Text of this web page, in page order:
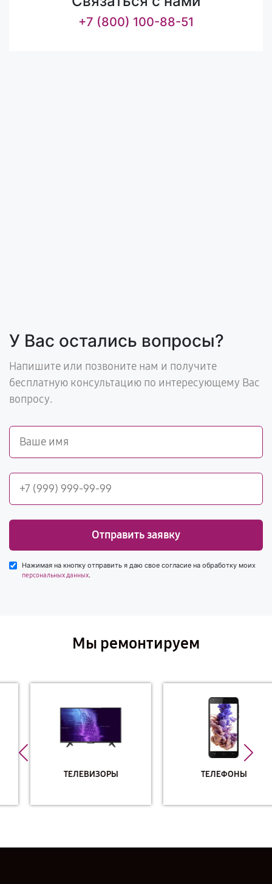
+7 (800) 100-88-51
У Вас остались вопросы?
Напишите или позвоните нам и получите
бесплатную консультацию по интересующему Вас
вопросу.
Отправить заявку
Нажимая на кнопку отправить я даю свое согласие на обработку моих
персональных данных.
Мы ремонтируем
ТЕЛЕВИЗОРЫ ТЕЛЕФОНЫ